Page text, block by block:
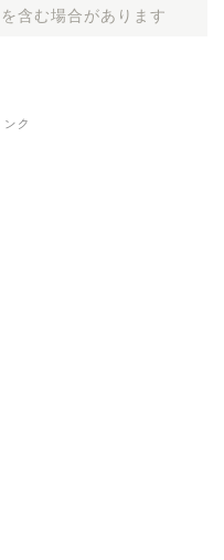
含む場合があります
ク